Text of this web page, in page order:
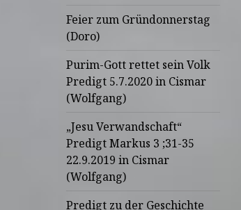
Feier zum Gründonnerstag
(Doro)
Purim-Gott rettet sein Volk
Predigt 5.7.2020 in Cismar
(Wolfgang)
„Jesu Verwandschaft“
Predigt Markus 3 ;31-35
22.9.2019 in Cismar
(Wolfgang)
Predigt zu der Geschichte